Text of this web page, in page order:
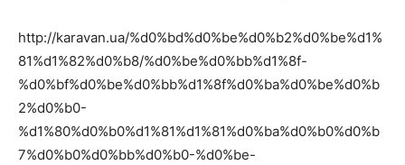
http://karavan.ua/%d0%bd%d0%be%d0%b2%d0%be%d1%
81%d1%82%d0%b8/%d0%be%d0%bb%d1%8f-
%d0%bf%d0%be%d0%bb%d1%8f%d0%ba%d0%be%d0%b
2%d0%b0-
%d1%80%d0%b0%d1%81%d1%81%d0%ba%d0%b0%d0%b
7%d0%b0%d0%bb%d0%b0-%d0%be-